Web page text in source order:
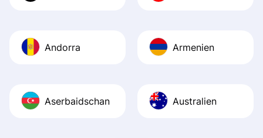
Andorra Armenien
Aserbaidschan Australien